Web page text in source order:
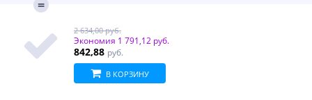
2 634,00 руб.
Экономия 1 791,12 руб.
842,88 руб.
В КОРЗИНУ